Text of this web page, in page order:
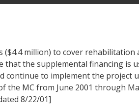
million) to cover rehabilitation
that the supplemental financing is
continue to implement the project
MC from June 2001 through
8/22/01]